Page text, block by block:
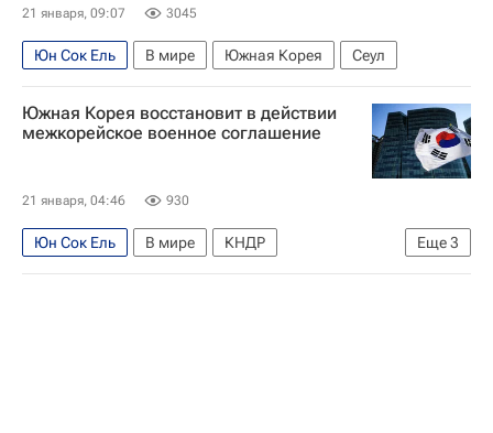
21 января, 09:07 3045
Юн Сок Ель В мире Южная Корея Сеул
Южная Корея восстановит в действии
межкорейское военное соглашение
21 января, 04:46 930
Еще3
Юн Сок Ель В мире
КНДР
Южная Корея
Сеул Ли Чжэ Мен